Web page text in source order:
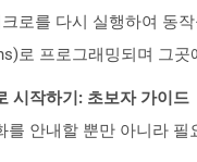
로를 다시 실행하여 동
로 프로그래밍되며 그
시작하기: 초보자 가이드
안내할 뿐만 아니라